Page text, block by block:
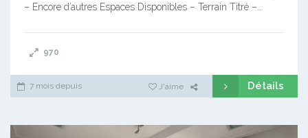
– Encore d’autres Espaces Disponibles – Terrain Titré –…
970
7 mois depuis J'aime Détails